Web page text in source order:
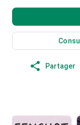
Partager